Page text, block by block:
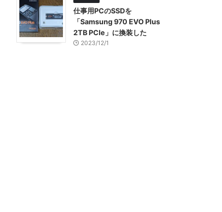
仕事用PCのSSDを
「Samsung 970 EVO Plus
2TB PCIe」に換装した
2023/12/1